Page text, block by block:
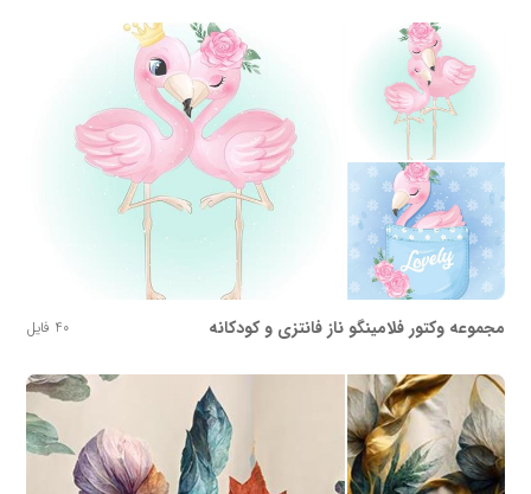
مجموعه وکتور فلامینگو ناز فانتزی و کودکانه 40 فایل